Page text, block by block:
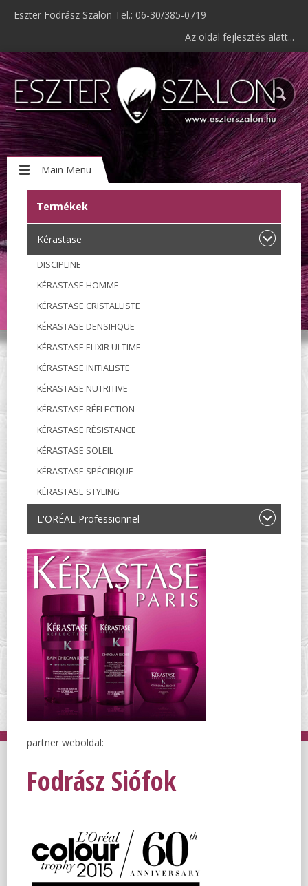
Eszter Fodrász Szalon Tel.: 06-30/385-0719
Az oldal fejlesztés alatt...
Main Menu
Termékek
Kérastase
DISCIPLINE
KÉRASTASE HOMME
KÉRASTASE CRISTALLISTE
KÉRASTASE DENSIFIQUE
KÉRASTASE ELIXIR ULTIME
KÉRASTASE INITIALISTE
KÉRASTASE NUTRITIVE
KÉRASTASE RÉFLECTION
KÉRASTASE RÉSISTANCE
KÉRASTASE SOLEIL
KÉRASTASE SPÉCIFIQUE
KÉRASTASE STYLING
L'ORÉAL Professionnel
partner weboldal:
Fodrász Siófok